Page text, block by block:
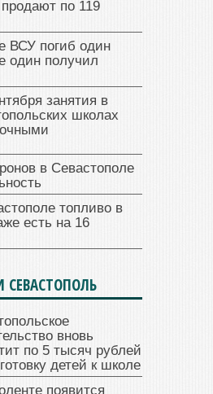
по 119
ВСУ погиб один
один получил
занятия в
школах
в Севастополе
топливо в
есть на 16
вновь
по 5 тысяч рублей
детей к школе
появится